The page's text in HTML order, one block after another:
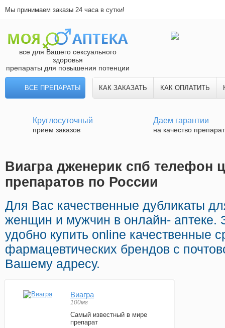
Мы принимаем заказы 24 часа в сутки!
все для Вашего сексуального
здоровья
препараты для повышения потенции
ВСЕ ПРЕПАРАТЫ КАК ЗАКАЗАТЬ КАК ОПЛАТИТЬ
Круглосуточный
прием заказов
Даем гарантии
на качество
Виагра дженерик спб телефон
препаратов по России
Для Вас качественные дубликаты
женщин и мужчин в онлайн- аптеке.
удобно купить online качественные
фармацевтических брендов с
Вашему адресу.
Виагра
100мг
Самый известный в мире
препарат